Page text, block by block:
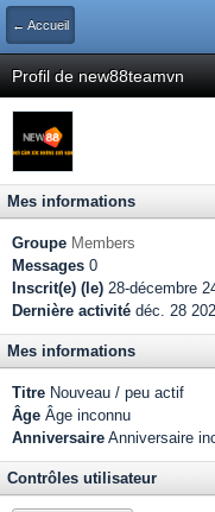
← Accueil
Profil de new88teamvn
Mes informations
Groupe Members
Messages 0
Inscrit(e) (le) 28-décembre
Dernière activité déc. 28
Mes informations
Titre Nouveau / peu actif
Âge Âge inconnu
Anniversaire Anniversaire
Contrôles utilisateur